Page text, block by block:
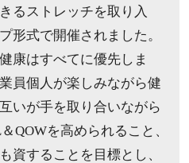
るストレッチを取り入
形式で開催されました。
康はすべてに優先しま
員個人が楽しみながら健
いが手を取り合いながら
QOWを高められること、
資することを目標とし、